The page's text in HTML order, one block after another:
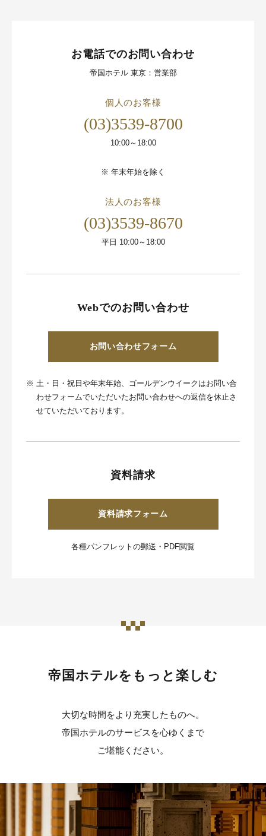
お電話でのお問い合わせ
帝国ホテル 東京：営業部
個人のお客様
(03)3539-8700
10:00～18:00
※ 年末年始を除く
法人のお客様
(03)3539-8670
平日 10:00～18:00
Webでのお問い合わせ
お問い合わせフォーム
※ 土・日・祝日や年末年始、ゴールデンウイークはお問い合
わせフォームでいただいたお問い合わせへの返信を休止さ
せていただいております。
資料請求
資料請求フォーム
各種パンフレットの郵送・PDF閲覧
帝国ホテルをもっと楽しむ
大切な時間をより充実したものへ。
帝国ホテルのサービスを心ゆくまで
ご堪能ください。